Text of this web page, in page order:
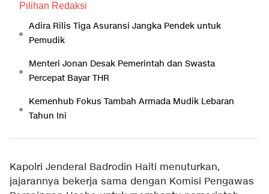
Pilihan Redaksi
Adira Rilis Tiga Asuransi Jangka Pendek untuk
Pemudik
Menteri Jonan Desak Pemerintah dan Swasta
Percepat Bayar THR
Kemenhub Fokus Tambah Armada Mudik Lebaran
Tahun Ini
Kapolri Jenderal Badrodin Haiti menuturkan,
jajarannya bekerja sama dengan Komisi Pengawas